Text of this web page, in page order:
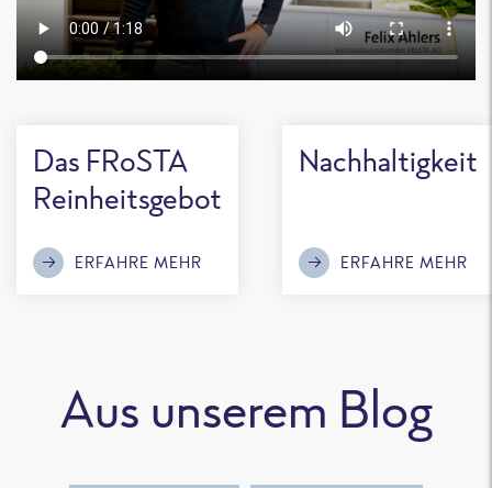
Das FRoSTA
Reinheitsgebot
ERFAHRE MEHR
Nachhaltigkeit
ERFAHRE MEHR
Aus unserem Blog